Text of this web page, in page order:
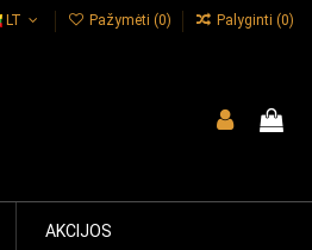
LT Pažymėti (0) Palyginti (0)
AKCIJOS